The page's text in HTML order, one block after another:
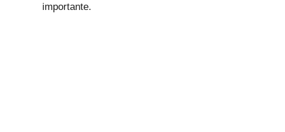
importante.